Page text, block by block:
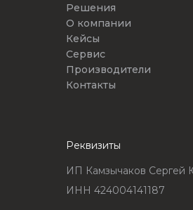
ИП Камзычаков Сергей
ИНН 424004141187
Реквизиты
Решения
О компании
Кейсы
Сервис
Производители
Контакты